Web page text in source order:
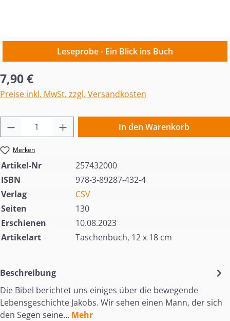
Leseprobe - Ein Blick ins Buch
Regulärer Preis:
7,90 €
Preise inkl. MwSt. zzgl. Versandkosten
Produkt Anzahl: Gib den gewünschten
In den Warenkorb
Merken
Artikel-Nr
257432000
ISBN
978-3-89287-432-4
Verlag
CSV
Seiten
130
Erschienen
10.08.2023
Artikelart
Taschenbuch, 12 x 18 cm
Beschreibung
Die Bibel berichtet uns einiges über die bewegende
Lebensgeschichte Jakobs. Wir sehen einen Mann, der sich
den Segen seine… Mehr